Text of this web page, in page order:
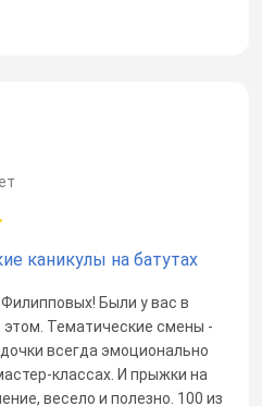
каникулы на батутах
Были у вас в
Тематические смены -
всегда эмоционально
классах. И прыжки на
весело и полезно. 100 из